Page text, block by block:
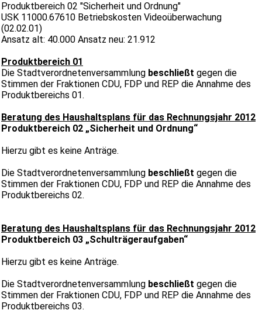
Produktbereich 02 "Sicherheit und Ordnung"
USK 11000.67610 Betriebskosten Videoüberwachung
(02.02.01)
Ansatz alt: 40.000 Ansatz neu: 21.912
Produktbereich 01
Die Stadtverordnetenversammlung beschließt gegen die
Stimmen der Fraktionen CDU, FDP und REP die Annahme des
Produktbereichs 01.
Beratung des Haushaltsplans für das Rechnungsjahr 2012
Produktbereich 02 „Sicherheit und Ordnung“
Hierzu gibt es keine Anträge.
Die Stadtverordnetenversammlung beschließt gegen die
Stimmen der Fraktionen CDU, FDP und REP die Annahme des
Produktbereichs 02.
Beratung des Haushaltsplans für das Rechnungsjahr 2012
Produktbereich 03 „Schulträgeraufgaben“
Hierzu gibt es keine Anträge.
Die Stadtverordnetenversammlung beschließt gegen die
Stimmen der Fraktionen CDU, FDP und REP die Annahme des
Produktbereichs 03.